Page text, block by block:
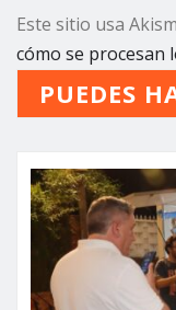
Este sitio usa
cómo se procesan
PUEDES